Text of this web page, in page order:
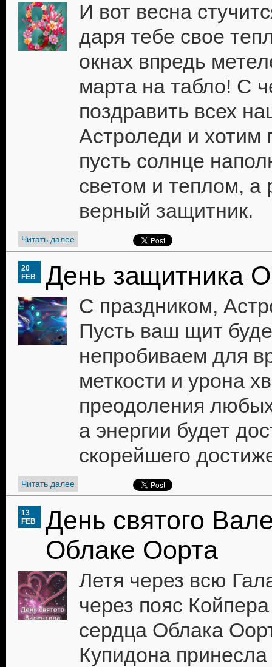
И вот весна
даря тебе свое
окнах впредь
марта на табло! С
поздравить всех
Астроледи и хотим
пусть солнце
светом и теплом, а
верный защитник.
Читать далее
День защитника
20
FEB
С праздником,
Пусть ваш щит
непробиваем для
меткости и урона
преодоления
а энергии будет
скорейшего
Читать далее
День святого
Облаке Оорта
13
FEB
Летя через всю
через пояс
сердца Облака
Купидона принесла